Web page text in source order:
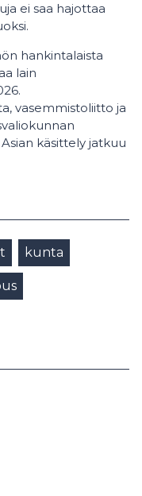
ei saa hajottaa
hankintalaista
lain
vasemmistoliitto ja
käsittely jatkuu
kunta